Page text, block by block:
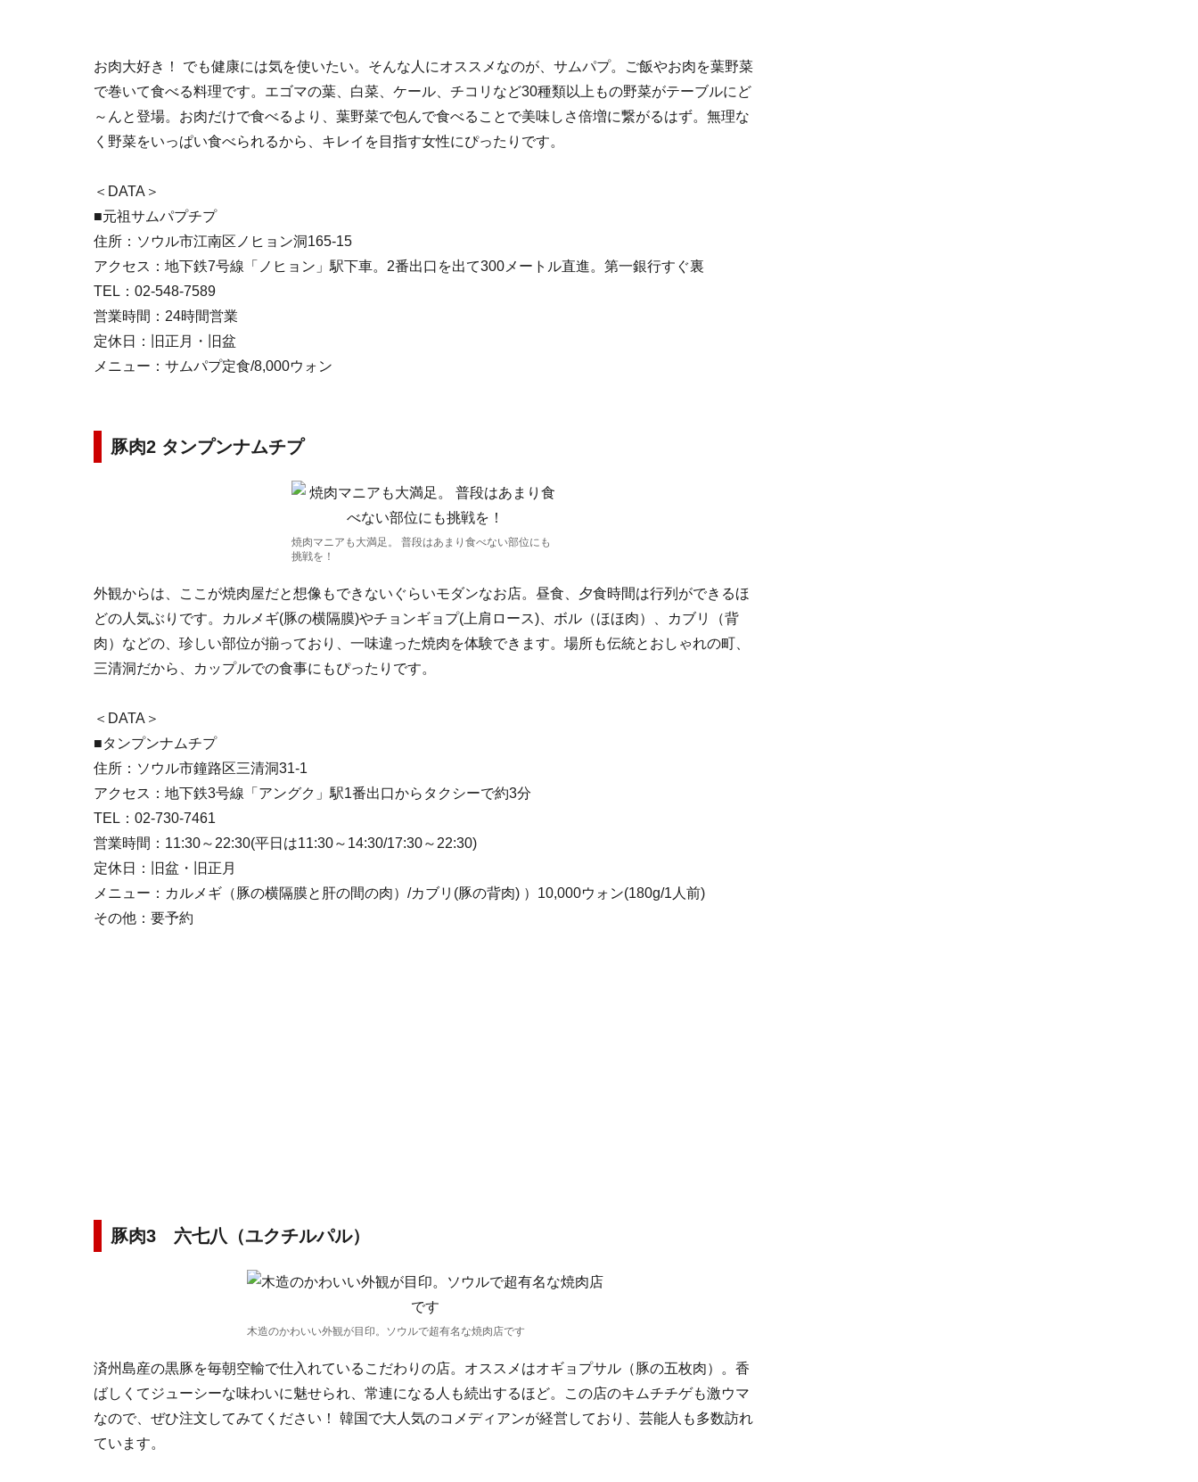
お肉大好き！ でも健康には気を使いたい。そんな人にオススメなのが、サムパプ。ご飯やお肉を葉野菜
で巻いて食べる料理です。エゴマの葉、白菜、ケール、チコリなど30種類以上もの野菜がテーブルにど
～んと登場。お肉だけで食べるより、葉野菜で包んで食べることで美味しさ倍増に繋がるはず。無理な
く野菜をいっぱい食べられるから、キレイを目指す女性にぴったりです。
＜DATA＞
■元祖サムパプチプ
住所：ソウル市江南区ノヒョン洞165-15
アクセス：地下鉄7号線「ノヒョン」駅下車。2番出口を出て300メートル直進。第一銀行すぐ裏
TEL：02-548-7589
営業時間：24時間営業
定休日：旧正月・旧盆
メニュー：サムパプ定食/8,000ウォン
豚肉2 タンプンナムチプ
焼肉マニアも大満足。 普段はあまり食べない部位にも
挑戦を！
外観からは、ここが焼肉屋だと想像もできないぐらいモダンなお店。昼食、夕食時間は行列ができるほ
どの人気ぶりです。カルメギ(豚の横隔膜)やチョンギョプ(上肩ロース)、ボル（ほほ肉）、カブリ（背
肉）などの、珍しい部位が揃っており、一味違った焼肉を体験できます。場所も伝統とおしゃれの町、
三清洞だから、カップルでの食事にもぴったりです。
＜DATA＞
■タンプンナムチプ
住所：ソウル市鐘路区三清洞31-1
アクセス：地下鉄3号線「アングク」駅1番出口からタクシーで約3分
TEL：02-730-7461
営業時間：11:30～22:30(平日は11:30～14:30/17:30～22:30)
定休日：旧盆・旧正月
メニュー：カルメギ（豚の横隔膜と肝の間の肉）/カブリ(豚の背肉) ）10,000ウォン(180g/1人前)
その他：要予約
豚肉3 六七八（ユクチルパル）
木造のかわいい外観が目印。ソウルで超有名な焼肉店です
済州島産の黒豚を毎朝空輸で仕入れているこだわりの店。オススメはオギョプサル（豚の五枚肉）。香
ばしくてジューシーな味わいに魅せられ、常連になる人も続出するほど。この店のキムチチゲも激ウマ
なので、ぜひ注文してみてください！ 韓国で大人気のコメディアンが経営しており、芸能人も多数訪れ
ています。